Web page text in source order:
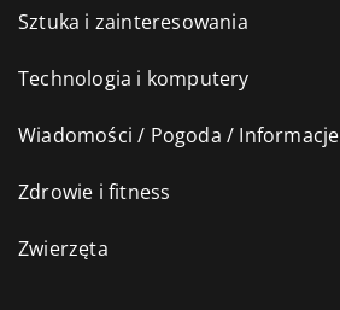
Sztuka i zainteresowania
Technologia i komputery
Wiadomości / Pogoda / Informacje
Zdrowie i fitness
Zwierzęta